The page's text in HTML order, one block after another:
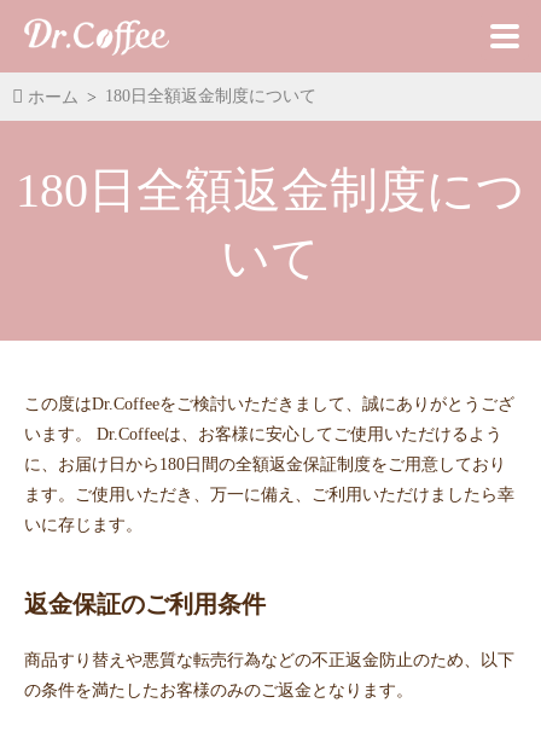
ホーム 180日全額返金制度について
180日全額返金制度につ
いて
この度はDr.Coffeeをご検討いただきまして、誠にありがとうござ
います。 Dr.Coffeeは、お客様に安心してご使用いただけるよう
に、お届け日から180日間の全額返金保証制度をご用意しており
ます。ご使用いただき、万一に備え、ご利用いただけましたら幸
いに存じます。
返金保証のご利用条件
商品すり替えや悪質な転売行為などの不正返金防止のため、以下
の条件を満たしたお客様のみのご返金となります。